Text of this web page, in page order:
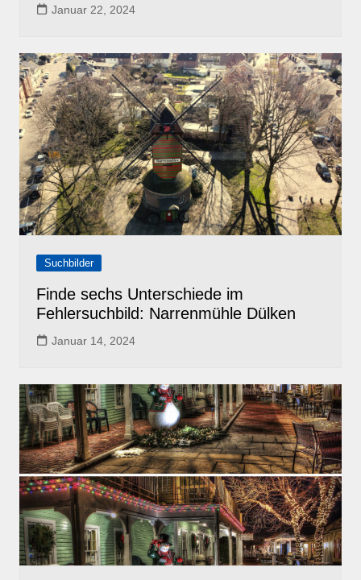
Januar 22, 2024
Suchbilder
Finde sechs Unterschiede im
Fehlersuchbild: Narrenmühle Dülken
Januar 14, 2024